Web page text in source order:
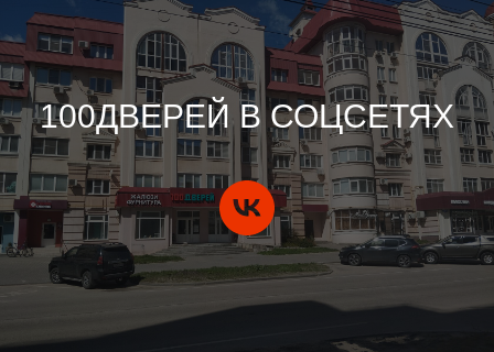
100ДВЕРЕЙ В СОЦСЕТЯХ